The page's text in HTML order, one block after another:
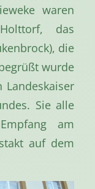
waren
das
die
wurde
Landeskaiser
Sie alle
am
auf dem